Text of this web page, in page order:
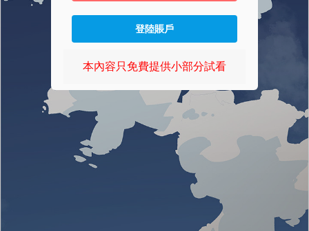
登陸賬戶
本內容只免費提供小部分試看